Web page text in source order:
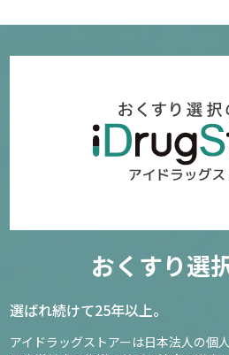
おくすり選
選ばれ続けて25年以上。
アイドラッグストアーは日本法人の個